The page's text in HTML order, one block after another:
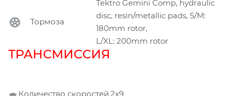
Тормоза
Tektro Gemini Comp, hydraulic
disc, resin/metallic pads, S/M:
180mm rotor,
L/XL: 200mm rotor
ТРАНСМИССИЯ
Количество скоростей 2х9